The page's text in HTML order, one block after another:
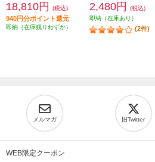
18,810円 (税込)
940円分ポイント還元
即納（在庫残りわずか）
2,480円
(税込)
即納（在庫あり）
(2件)
メルマガ 旧Twitter
WEB限定クーポン